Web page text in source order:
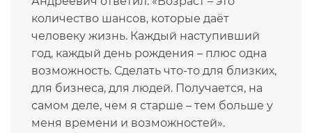
количество шансов, которые даёт
человеку жизнь. Каждый наступивший
год, каждый день рождения – плюс одна
возможность. Сделать что-то для близких,
для бизнеса, для людей. Получается, на
самом деле, чем я старше – тем больше у
меня времени и возможностей».